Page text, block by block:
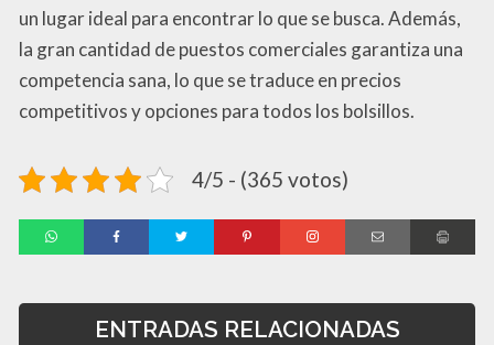
un lugar ideal para encontrar lo que se busca. Además,
la gran cantidad de puestos comerciales garantiza una
competencia sana, lo que se traduce en precios
competitivos y opciones para todos los bolsillos.
4/5 - (365 votos)
ENTRADAS RELACIONADAS